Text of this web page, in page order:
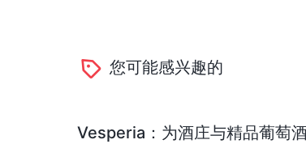
您可能感兴趣的
Vesperia：为酒庄与精品葡萄